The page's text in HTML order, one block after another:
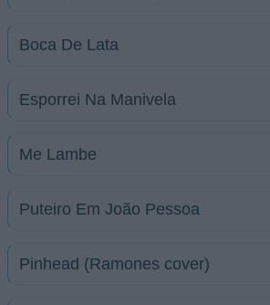
Boca De Lata
Esporrei Na Manivela
Me Lambe
Puteiro Em João Pessoa
Pinhead (Ramones cover)